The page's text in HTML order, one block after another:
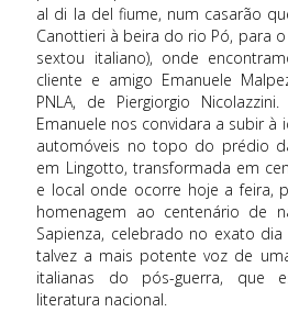
al di la del fiume, num casarão
Canottieri à beira do rio Pó, para
sextou italiano), onde
cliente e amigo Emanuele
PNLA, de Piergiorgio
Emanuele nos convidara a subir à
automóveis no topo do prédio
em Lingotto, transformada em
e local onde ocorre hoje a feira,
homenagem ao centenário de
Sapienza, celebrado no exato
talvez a mais potente voz de
italianas do pós-guerra, que
literatura nacional.